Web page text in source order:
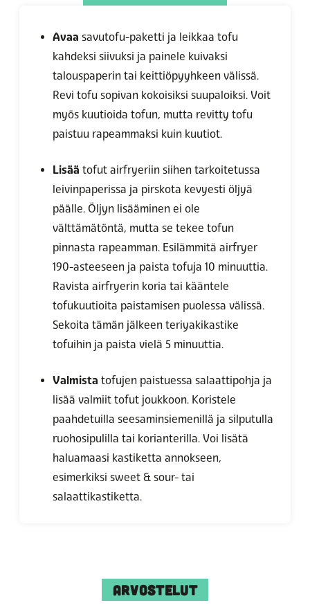
Avaa savutofu-paketti ja leikkaa tofu
kahdeksi siivuksi ja painele kuivaksi
talouspaperin tai keittiöpyyhkeen välissä.
Revi tofu sopivan kokoisiksi suupaloiksi. Voit
myös kuutioida tofun, mutta revitty tofu
paistuu rapeammaksi kuin kuutiot.
Lisää tofut airfryeriin siihen tarkoitetussa
leivinpaperissa ja pirskota kevyesti öljyä
päälle. Öljyn lisääminen ei ole
välttämätöntä, mutta se tekee tofun
pinnasta rapeamman. Esilämmitä airfryer
190-asteeseen ja paista tofuja 10 minuuttia.
Ravista airfryerin koria tai kääntele
tofukuutioita paistamisen puolessa välissä.
Sekoita tämän jälkeen teriyakikastike
tofuihin ja paista vielä 5 minuuttia.
Valmista tofujen paistuessa salaattipohja ja
lisää valmiit tofut joukkoon. Koristele
paahdetuilla seesaminsiemenillä ja silputulla
ruohosipulilla tai korianterilla. Voi lisätä
haluamaasi kastiketta annokseen,
esimerkiksi sweet & sour- tai
salaattikastiketta.
ARVOSTELUT